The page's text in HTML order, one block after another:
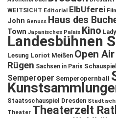
WEITSICHT Editorial ElbUferei
John Genuss Haus des
Town Japanisches Palais Kino
Landesbühnen
Lesung Loriot Meißen Open Air
Rügen Sachsen in Paris
Semperoper Semperopernball
Staatsschauspiel Dresden
Theater Theaterzelt